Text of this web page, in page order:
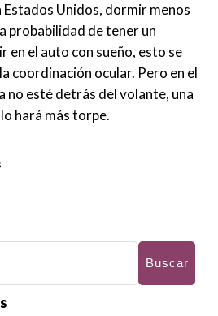
Estados Unidos, dormir menos
probabilidad de tener un
en el auto con sueño, esto se
coordinación ocular. Pero en el
no esté detrás del volante, una
hará más torpe.
Buscar